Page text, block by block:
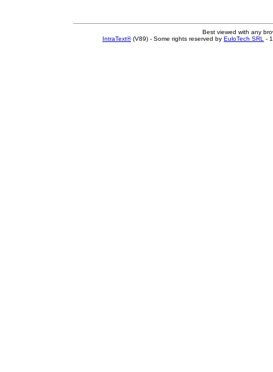
Best viewed with any
IntraText®(V89) - Some rights reserved by EuloTech SRL -